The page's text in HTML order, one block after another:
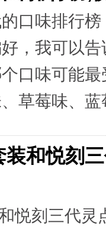
口味排行
，我可以
口味可能
草莓味、
和悦刻
悦刻三代